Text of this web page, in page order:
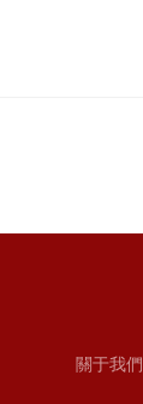
關于我們